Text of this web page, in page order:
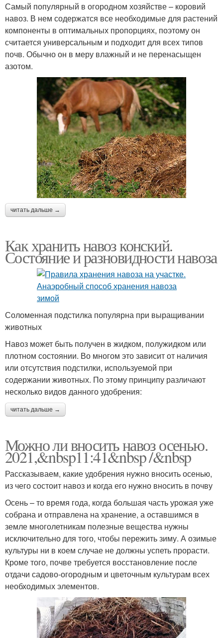
Самый популярный в огородном хозяйстве – коровий
навоз. В нем содержатся все необходимые для растений
компоненты в оптимальных пропорциях, поэтому он
считается универсальным и подходит для всех типов
почв. Обычно он в меру влажный и не перенасыщен
азотом.
читать дальше →
Как хранить навоз конский.
Состояние и разновидности навоза
Соломенная подстилка популярна при выращивании
животных
Навоз может быть получен в жидком, полужидком или
плотном состоянии. Во многом это зависит от наличия
или отсутствия подстилки, используемой при
содержании животных. По этому принципу различают
несколько видов данного удобрения:
читать дальше →
Можно ли вносить навоз осенью.
2021,&nbsp11:41&nbsp /&nbsp
Рассказываем, какие удобрения нужно вносить осенью,
из чего состоит навоз и когда его нужно вносить в почву
Осень – то время года, когда большая часть урожая уже
собрана и отправлена на хранение, а оставшимся в
земле многолетникам полезные вещества нужны
исключительно для того, чтобы пережить зиму. А озимые
культуры ни в коем случае не должны успеть прорасти.
Кроме того, почве требуется восстановление после
отдачи садово-огородным и цветочным культурам всех
необходимых элементов.